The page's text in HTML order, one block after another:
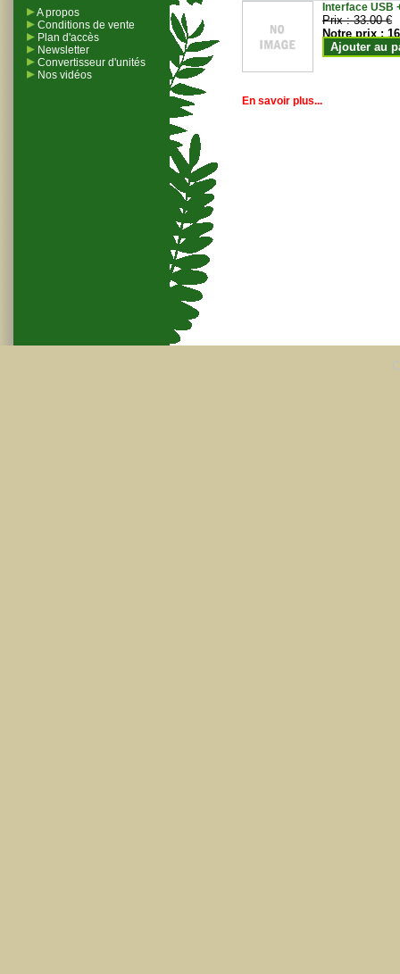
A propos
Conditions de vente
Plan d'accès
Newsletter
Convertisseur d'unités
Nos vidéos
Interface USB
Prix :33.00 €
Notre prix :
Ajouter au
En savoir plus...